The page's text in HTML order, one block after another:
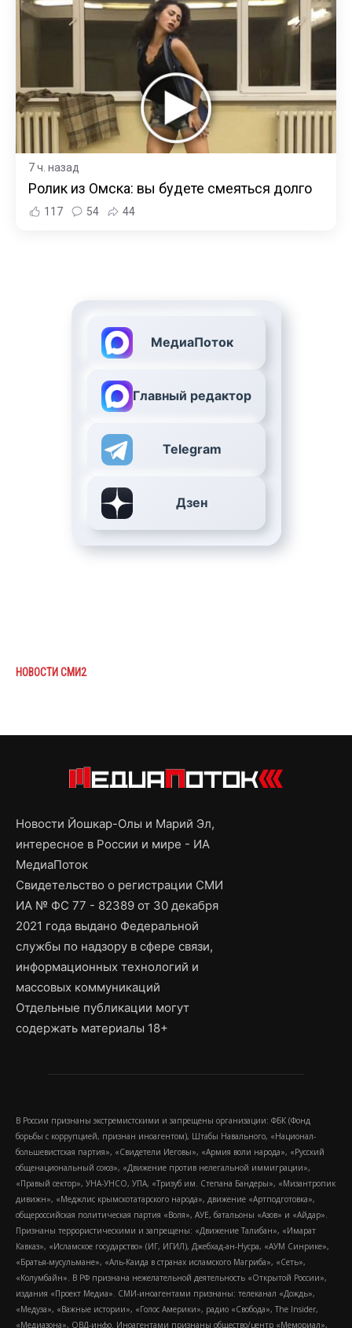
7 ч. назад
Ролик из Омска: вы будете смеяться долго
117 54 44
МедиаПоток
Главный редактор
Telegram
Дзен
НОВОСТИ СМИ2
Новости Йошкар-Олы и Марий Эл,
интересное в России и мире - ИА
МедиаПоток
Свидетельство о регистрации СМИ
ИА № ФС 77 - 82389 от 30 декабря
2021 года выдано Федеральной
службы по надзору в сфере связи,
информационных технологий и
массовых коммуникаций
Отдельные публикации могут
содержать материалы 18+
В России признаны экстремистскими и запрещены организации: ФБК (Фонд
борьбы с коррупцией, признан иноагентом), Штабы Навального, «Национал-
большевистская партия», «Свидетели Иеговы», «Армия воли народа», «Русский
общенациональный союз», «Движение против нелегальной иммиграции»,
«Правый сектор», УНА-УНСО, УПА, «Тризуб им. Степана Бандеры», «Мизантропик
дивижн», «Меджлис крымскотатарского народа», движение «Артподготовка»,
общероссийская политическая партия «Воля», АУЕ, батальоны «Азов» и «Айдар».
Признаны террористическими и запрещены: «Движение Талибан», «Имарат
Кавказ», «Исламское государство» (ИГ, ИГИЛ), Джебхад-ан-Нусра, «АУМ Синрике»,
«Братья-мусульмане», «Аль-Каида в странах исламского Магриба», «Сеть»,
«Колумбайн». В РФ признана нежелательной деятельность «Открытой России»,
издания «Проект Медиа». СМИ-иноагентами признаны: телеканал «Дождь»,
«Медуза», «Важные истории», «Голос Америки», радио «Свобода», The Insider,
«Медиазона», ОВД-инфо. Иноагентами признаны общество/центр «Мемориал»,